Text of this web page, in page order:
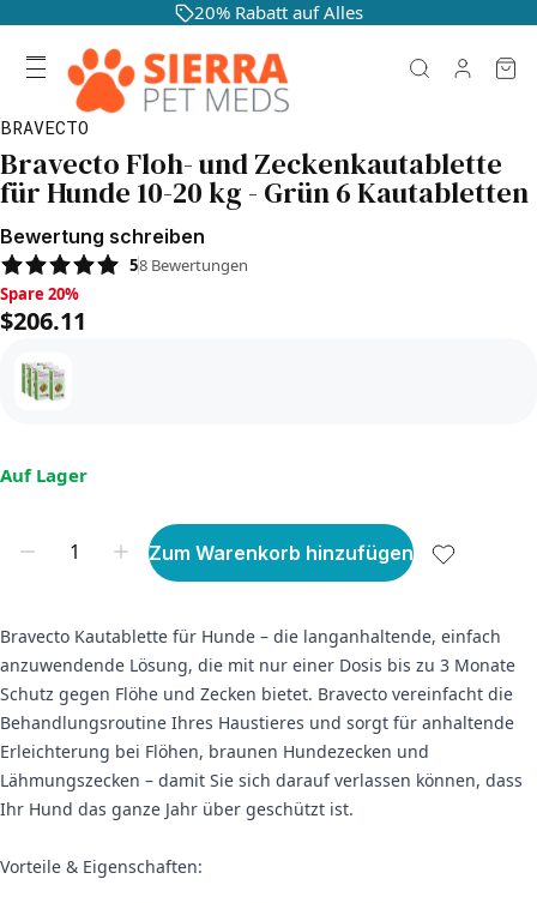
20% Rabatt auf Alles
BRAVECTO
Bravecto Floh- und Zeckenkautablette
für Hunde 10-20 kg - Grün 6 Kautabletten
Bewertung schreiben
58 Bewertungen
Spare 20%, $206.11
Spare 20%
$206.11
Auf Lager
Zum Warenkorb hinzufügen
Bravecto Kautablette für Hunde – die langanhaltende, einfach
anzuwendende Lösung, die mit nur einer Dosis bis zu 3 Monate
Schutz gegen Flöhe und Zecken bietet. Bravecto vereinfacht die
Behandlungsroutine Ihres Haustieres und sorgt für anhaltende
Erleichterung bei Flöhen, braunen Hundezecken und
Lähmungszecken – damit Sie sich darauf verlassen können, dass
Ihr Hund das ganze Jahr über geschützt ist.
Vorteile & Eigenschaften: